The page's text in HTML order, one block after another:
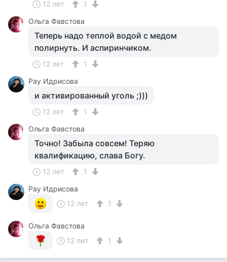
12 лет
1
Ольга Фавстова
Теперь надо теплой водой с медом
полирнуть. И аспиринчиком.
12 лет
1
Рау Идрисова
и активированный уголь ;)))
12 лет
1
Ольга Фавстова
Точно! Забыла совсем! Теряю
квалификацию, слава Богу.
12 лет
1
Рау Идрисова
12 лет
1
Ольга Фавстова
12 лет
1